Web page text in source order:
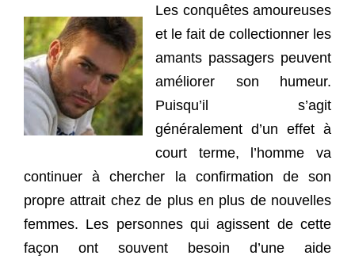
Les conquêtes amoureuses
et le fait de collectionner les
amants passagers peuvent
améliorer son humeur.
Puisqu’il s’agit
généralement d’un effet à
court terme, l’homme va
continuer à chercher la confirmation de son
propre attrait chez de plus en plus de nouvelles
femmes. Les personnes qui agissent de cette
façon ont souvent besoin d’une aide